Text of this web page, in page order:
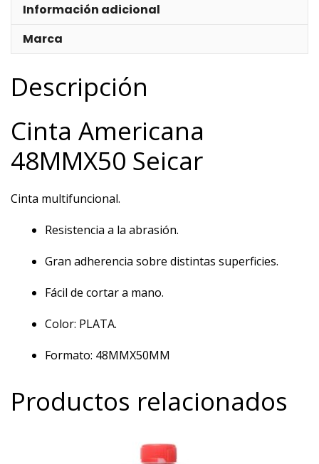
Información adicional
Marca
Descripción
Cinta Americana
48MMX50 Seicar
Cinta multifuncional.
Resistencia a la abrasión.
Gran adherencia sobre distintas superficies.
Fácil de cortar a mano.
Color: PLATA.
Formato: 48MMX50MM
Productos relacionados